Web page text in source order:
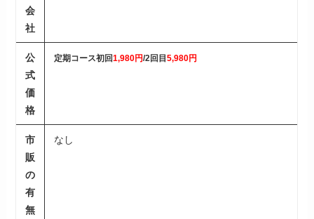
会
社
公
式
価
格
定期コース初回1,980円/2回目5,980円
市
販
の
有
無
なし